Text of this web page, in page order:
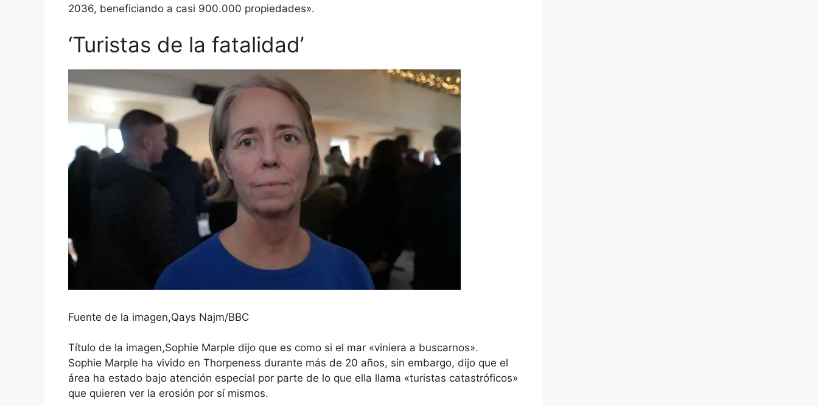
2036, beneficiando a casi 900.000 propiedades».
‘Turistas de la fatalidad’
Fuente de la imagen,Qays Najm/BBC
Título de la imagen,Sophie Marple dijo que es como si el mar «viniera a buscarnos».
Sophie Marple ha vivido en Thorpeness durante más de 20 años, sin embargo, dijo que el
área ha estado bajo atención especial por parte de lo que ella llama «turistas catastróficos»
que quieren ver la erosión por sí mismos.